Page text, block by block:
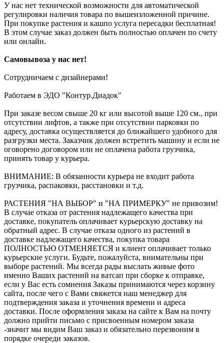
У нас нет технической возможности для автоматической
регулировки наличия товара по вышеизложенной причине.
При покупке растения и кашпо услуга пересадки бесплатная!
В этом случае заказ должен быть полностью оплачен по счету
или онлайн.
Самовывоза у нас нет!
Сотрудничаем с дизайнерами!
Работаем в ЭДО "Контур.Диадок"
При заказе весом свыше 20 кг или высотой выше 120 см., при
отсутствии лифтов, а также при отсутствии парковки по
адресу, доставка осуществляется до ближайшего удобного для
разгрузки места. Заказчик должен встретить машину и если не
оговорено договором или не оплачена работа грузчика,
принять товар у курьера.
ВНИМАНИЕ: В обязанности курьера не входит работа
грузчика, распаковки, расстановки и т.д.
РАСТЕНИЯ "НА ВЫБОР" и "НА ПРИМЕРКУ" не привозим!
В случае отказа от растения надлежащего качества при
доставке, покупатель оплачивает курьерскую доставку на
обратный адрес. В случае отказа одного из растений в
доставке надлежащего качества, покупка товара
ПОЛНОСТЬЮ ОТМЕНЯЕТСЯ и клиент оплачивает только
курьерские услуги. Будьте, пожалуйста, внимательны при
выборе растений. Мы всегда рады выслать живые фото
именно Ваших растений на ватсап при сборке к отправке,
если у Вас есть сомнения Заказы принимаются через корзину
сайта, после чего с Вами свяжется наш менеджер для
подтверждения заказа и уточнения времени и адреса
доставки. После оформления заказа на сайте к Вам на почту
должно прийти письмо с присвоенным номером заказа
-значит мы видим Ваш заказ и обязательно перезвоним в
порядке очереди заказов.